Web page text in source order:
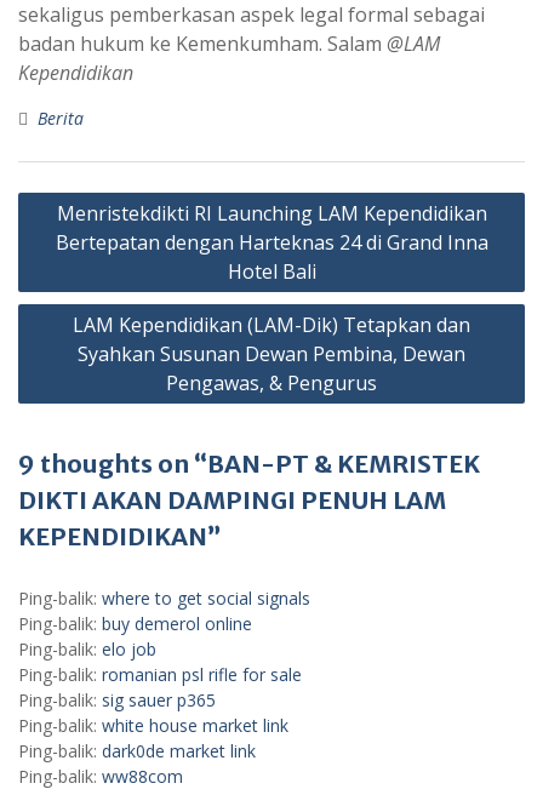
sekaligus pemberkasan aspek legal formal sebagai
badan hukum ke Kemenkumham. Salam @LAM
Kependidikan
Berita
Navigasi
pos
Menristekdikti RI Launching LAM Kependidikan
Bertepatan dengan Harteknas 24 di Grand Inna
Hotel Bali
LAM Kependidikan (LAM-Dik) Tetapkan dan
Syahkan Susunan Dewan Pembina, Dewan
Pengawas, & Pengurus
9 thoughts on “BAN-PT & KEMRISTEK
DIKTI AKAN DAMPINGI PENUH LAM
KEPENDIDIKAN”
Ping-balik: where to get social signals
Ping-balik: buy demerol online
Ping-balik: elo job
Ping-balik: romanian psl rifle for sale
Ping-balik: sig sauer p365
Ping-balik: white house market link
Ping-balik: dark0de market link
Ping-balik: ww88com